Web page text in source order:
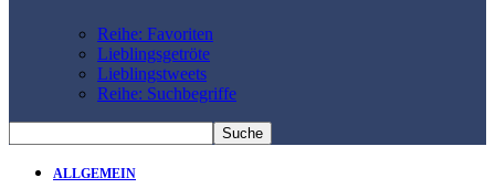
Reihe: Favoriten
Lieblingsgetröte
Lieblingstweets
Reihe: Suchbegriffe
ALLGEMEIN